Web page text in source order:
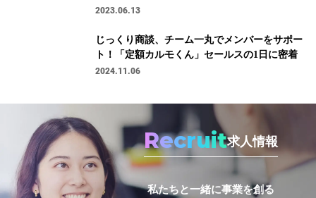
2023.06.13
じっくり商談、チーム一丸でメンバーをサポー
ト！「定額カルモくん」セールスの1日に密着
2024.11.06
Recruit求人情報
私たちと一緒に事業を創る